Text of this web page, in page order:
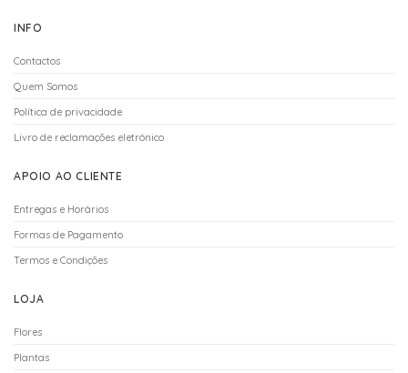
INFO
Contactos
Quem Somos
Política de privacidade
Livro de reclamações eletrónico
APOIO AO CLIENTE
Entregas e Horários
Formas de Pagamento
Termos e Condições
LOJA
Flores
Plantas